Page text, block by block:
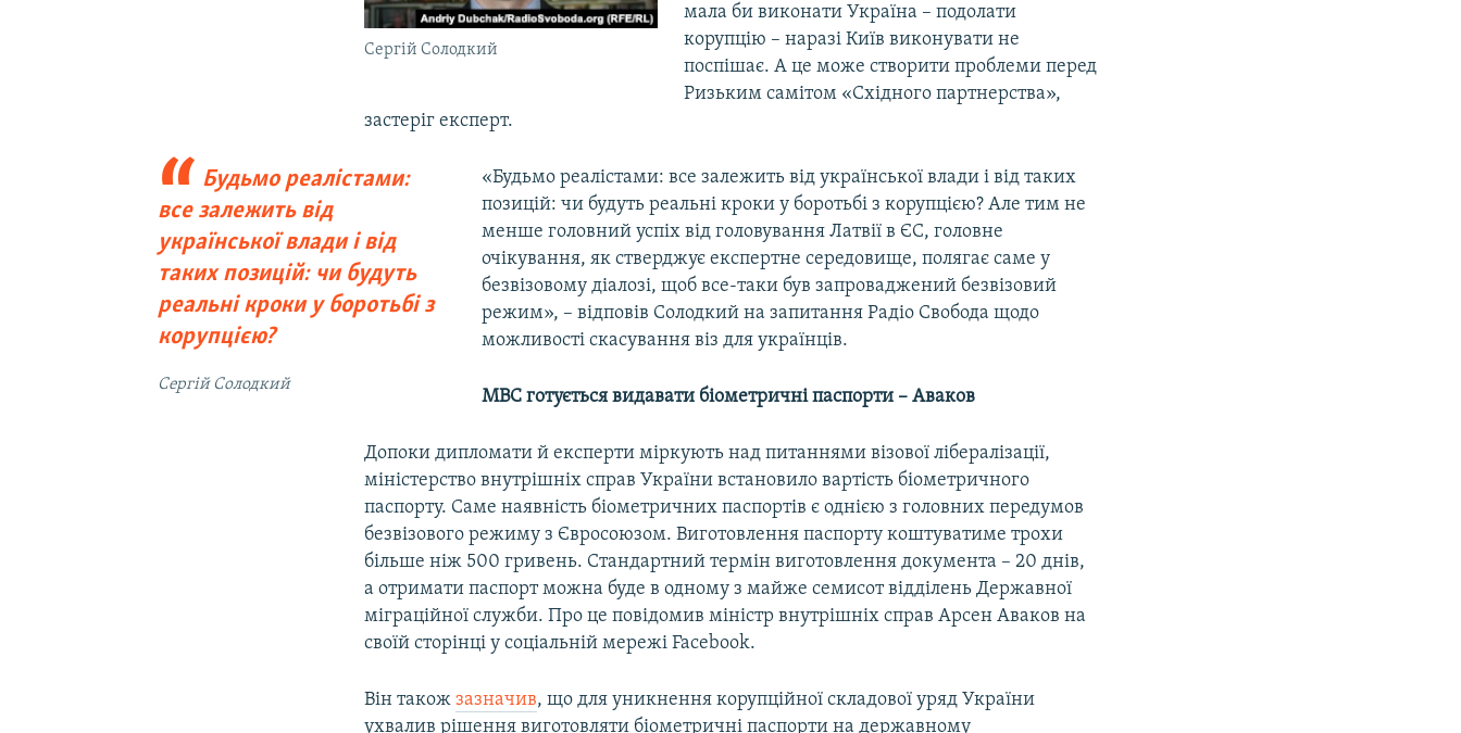
Сергій Солодкий
мала би виконати Україна – подолати
корупцію – наразі Київ виконувати не
поспішає. А це може створити проблеми перед
Ризьким самітом «Східного партнерства»,
застеріг експерт.
Будьмо реалістами:
все залежить від
української влади і від
таких позицій: чи будуть
реальні кроки у боротьбі з
корупцією?
Сергій Солодкий
«Будьмо реалістами: все залежить від української влади і від таких
позицій: чи будуть реальні кроки у боротьбі з корупцією? Але тим не
менше головний успіх від головування Латвії в ЄС, головне
очікування, як стверджує експертне середовище, полягає саме у
безвізовому діалозі, щоб все-таки був запроваджений безвізовий
режим», – відповів Солодкий на запитання Радіо Свобода щодо
можливості скасування віз для українців.
МВС готується видавати біометричні паспорти – Аваков
Допоки дипломати й експерти міркують над питаннями візової лібералізації,
міністерство внутрішніх справ України встановило вартість біометричного
паспорту. Саме наявність біометричних паспортів є однією з головних передумов
безвізового режиму з Євросоюзом. Виготовлення паспорту коштуватиме трохи
більше ніж 500 гривень. Стандартний термін виготовлення документа – 20 днів,
а отримати паспорт можна буде в одному з майже семисот відділень Державної
міграційної служби. Про це повідомив міністр внутрішніх справ Арсен Аваков на
своїй сторінці у соціальній мережі Facebook.
Він такожзазначив, що для уникнення корупційної складової уряд України
ухвалив рішення виготовляти біометричні паспорти на державному